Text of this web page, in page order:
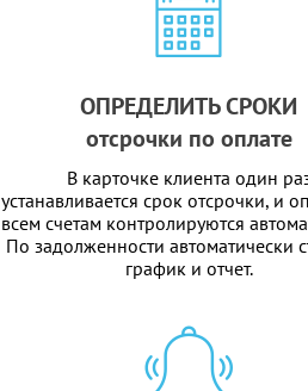
ОПРЕДЕЛИТЬ СРОКИ
отсрочки по оплате
В карточке клиента один
устанавливается срок отсрочки, и
всем счетам контролируются
По задолженности автоматически
график и отчет.